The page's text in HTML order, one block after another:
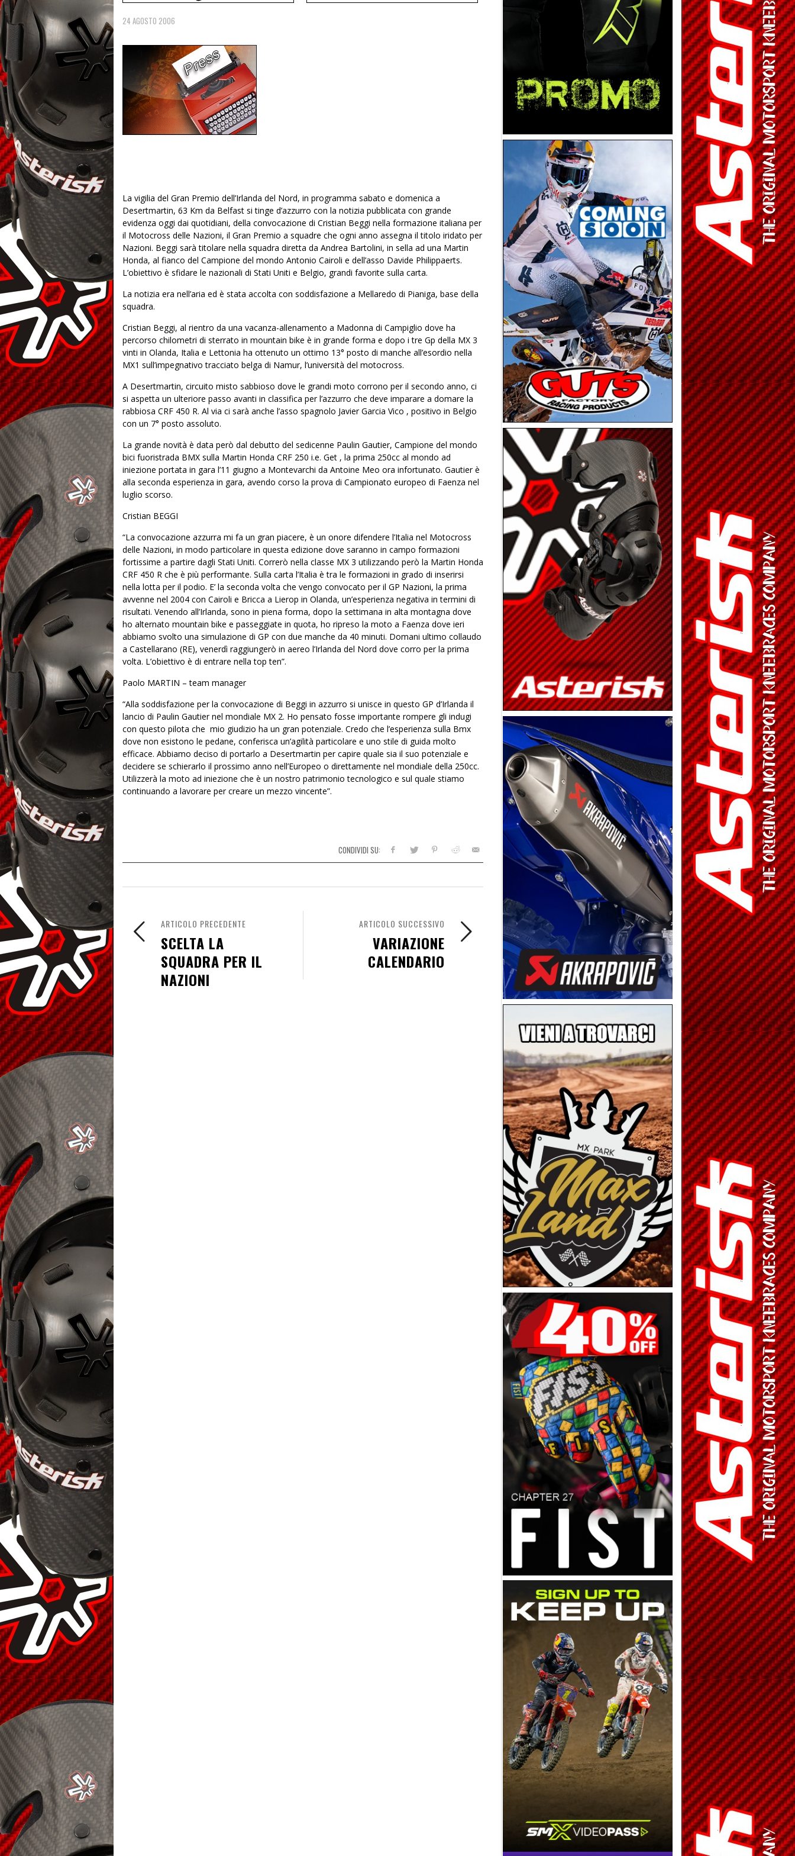
24 AGOSTO 2006
La vigilia del Gran Premio dell’Irlanda del Nord, in programma sabato e domenica a
Desertmartin, 63 Km da Belfast si tinge d’azzurro con la notizia pubblicata con grande
evidenza oggi dai quotidiani, della convocazione di Cristian Beggi nella formazione italiana per
il Motocross delle Nazioni, il Gran Premio a squadre che ogni anno assegna il titolo iridato per
Nazioni. Beggi sarà titolare nella squadra diretta da Andrea Bartolini, in sella ad una Martin
Honda, al fianco del Campione del mondo Antonio Cairoli e dell’asso Davide Philippaerts.
L’obiettivo è sfidare le nazionali di Stati Uniti e Belgio, grandi favorite sulla carta.
La notizia era nell’aria ed è stata accolta con soddisfazione a Mellaredo di Pianiga, base della
squadra.
Cristian Beggi, al rientro da una vacanza-allenamento a Madonna di Campiglio dove ha
percorso chilometri di sterrato in mountain bike è in grande forma e dopo i tre Gp della MX 3
vinti in Olanda, Italia e Lettonia ha ottenuto un ottimo 13° posto di manche all’esordio nella
MX1 sull’impegnativo tracciato belga di Namur, l’università del motocross.
A Desertmartin, circuito misto sabbioso dove le grandi moto corrono per il secondo anno, ci
si aspetta un ulteriore passo avanti in classifica per l’azzurro che deve imparare a domare la
rabbiosa CRF 450 R. Al via ci sarà anche l’asso spagnolo Javier Garcia Vico , positivo in Belgio
con un 7° posto assoluto.
La grande novità è data però dal debutto del sedicenne Paulin Gautier, Campione del mondo
bici fuoristrada BMX sulla Martin Honda CRF 250 i.e. Get , la prima 250cc al mondo ad
iniezione portata in gara l’11 giugno a Montevarchi da Antoine Meo ora infortunato. Gautier è
alla seconda esperienza in gara, avendo corso la prova di Campionato europeo di Faenza nel
luglio scorso.
Cristian BEGGI
“La convocazione azzurra mi fa un gran piacere, è un onore difendere l’Italia nel Motocross
delle Nazioni, in modo particolare in questa edizione dove saranno in campo formazioni
fortissime a partire dagli Stati Uniti. Correrò nella classe MX 3 utilizzando però la Martin Honda
CRF 450 R che è più performante. Sulla carta l’Italia è tra le formazioni in grado di inserirsi
nella lotta per il podio. E’ la seconda volta che vengo convocato per il GP Nazioni, la prima
avvenne nel 2004 con Cairoli e Bricca a Lierop in Olanda, un’esperienza negativa in termini di
risultati. Venendo all’Irlanda, sono in piena forma, dopo la settimana in alta montagna dove
ho alternato mountain bike e passeggiate in quota, ho ripreso la moto a Faenza dove ieri
abbiamo svolto una simulazione di GP con due manche da 40 minuti. Domani ultimo collaudo
a Castellarano (RE), venerdì raggiungerò in aereo l’Irlanda del Nord dove corro per la prima
volta. L’obiettivo è di entrare nella top ten”.
Paolo MARTIN – team manager
“Alla soddisfazione per la convocazione di Beggi in azzurro si unisce in questo GP d’Irlanda il
lancio di Paulin Gautier nel mondiale MX 2. Ho pensato fosse importante rompere gli indugi
con questo pilota che mio giudizio ha un gran potenziale. Credo che l’esperienza sulla Bmx
dove non esistono le pedane, conferisca un’agilità particolare e uno stile di guida molto
efficace. Abbiamo deciso di portarlo a Desertmartin per capire quale sia il suo potenziale e
decidere se schierarlo il prossimo anno nell’Europeo o direttamente nel mondiale della 250cc.
Utilizzerà la moto ad iniezione che è un nostro patrimonio tecnologico e sul quale stiamo
continuando a lavorare per creare un mezzo vincente”.
CONDIVIDI SU:
ARTICOLO SUCCESSIVO
VARIAZIONE
CALENDARIO
ARTICOLO PRECEDENTE
SCELTA LA
SQUADRA PER IL
NAZIONI